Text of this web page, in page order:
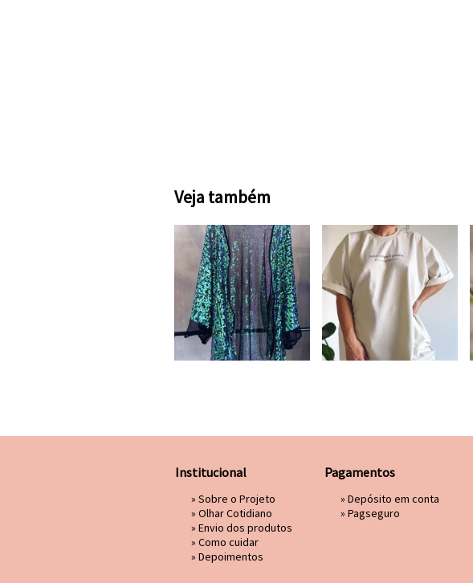
Veja também
Institucional
» Sobre o Projeto
» Olhar Cotidiano
» Envio dos produtos
» Como cuidar
» Depoimentos
Pagamentos
» Depósito em conta
» Pagseguro